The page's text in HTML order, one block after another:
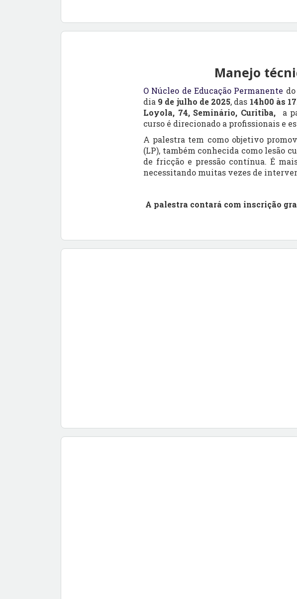
Manejo
O Núcleo de Educação Permanente
dia 9 de julho de 2025, das 14h00 às
Loyola, 74, Seminário, Curitiba, a
curso é direcionado a profissionais e
A palestra tem como objetivo
(LP), também conhecida como lesão
de fricção e pressão contínua. É
necessitando muitas vezes de
A palestra contará com inscrição